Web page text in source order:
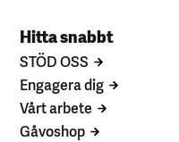
Hitta snabbt
STÖD OSS
Engagera dig
Vårt arbete
Gåvoshop